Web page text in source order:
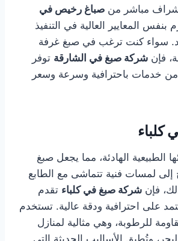
مباشر من صباغ رخيص في
بنفس المعايير العالية في التنفيذ
سواء كنت ترغب في صبغ غرفة
فإن شركة صبغ في الشارقة توفر
خدمات باحترافية وسرعة وسعر
الطبيعية الهادئة، مما يجعل صبغ
إلى لمسات فنية تتماشى مع الطابع
فإن شركة صبغ في كلباء تقدم
على احترافية ودقة عالية. تستخدم
للرطوبة، وهي مثالية لمنازل